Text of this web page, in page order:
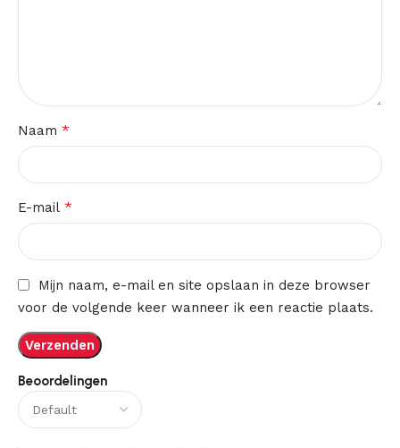
Beoordelingen
Naam *
E-mail *
Mijn naam, e-mail en site opslaan in deze browser
voor de volgende keer wanneer ik een reactie plaats.